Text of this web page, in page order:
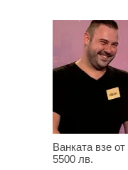
Ванката взе
5500 лв.